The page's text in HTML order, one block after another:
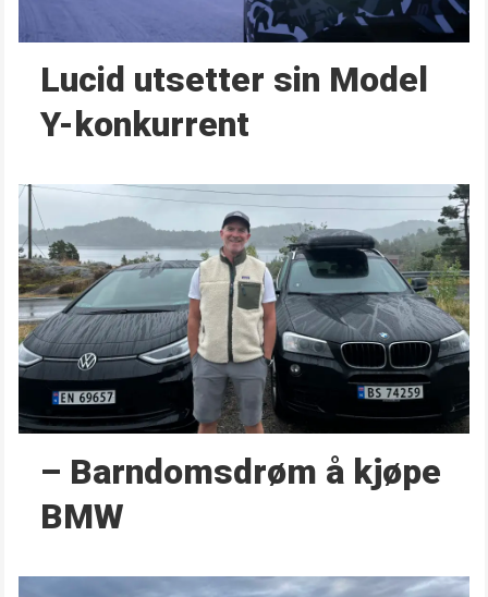
Lucid utsetter sin Model
Y-konkurrent
– Barndoms­drøm å kjøpe
BMW